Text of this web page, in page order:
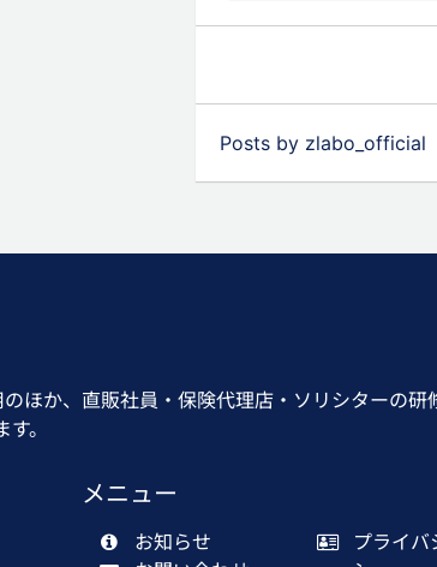
Posts by zlabo_official
ほか、直販社員・保険代理店・ソリシターの研
。
メニュー
お知らせ
プライバ